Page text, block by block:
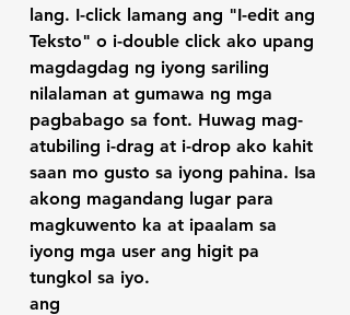
lang. I-click lamang ang "I-edit ang
Teksto" o i-double click ako upang
magdagdag ng iyong sariling
nilalaman at gumawa ng mga
pagbabago sa font. Huwag mag-
atubiling i-drag at i-drop ako kahit
saan mo gusto sa iyong pahina. Isa
akong magandang lugar para
magkuwento ka at ipaalam sa
iyong mga user ang higit pa
tungkol sa iyo.
ang